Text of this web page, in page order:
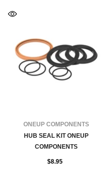
FOURNISSEUR:
ONEUP COMPONENTS
HUB SEAL KIT ONEUP
COMPONENTS
$8.95